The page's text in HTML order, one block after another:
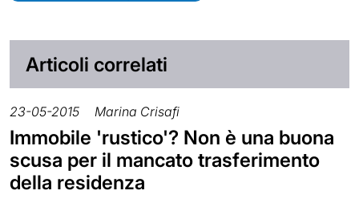
Articoli correlati
23-05-2015 Marina Crisafi
Immobile 'rustico'? Non è una buona
scusa per il mancato trasferimento
della residenza